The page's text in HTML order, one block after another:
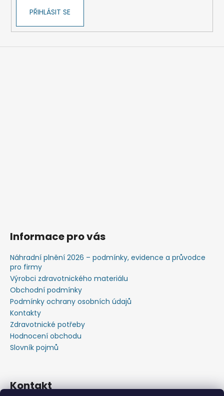
PŘIHLÁSIT SE
Informace pro vás
Náhradní plnění 2026 – podmínky, evidence a průvodce
pro firmy
Výrobci zdravotnického materiálu
Obchodní podmínky
Podmínky ochrany osobních údajů
Kontakty
Zdravotnické potřeby
Hodnocení obchodu
Slovník pojmů
Kontakt